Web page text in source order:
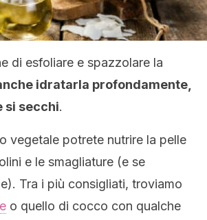
di esfoliare e spazzolare la
idratarla profondamente,
si secchi.
vegetale potrete nutrire la pelle
e le smagliature (e se
Tra i più consigliati, troviamo
o quello di cocco con qualche